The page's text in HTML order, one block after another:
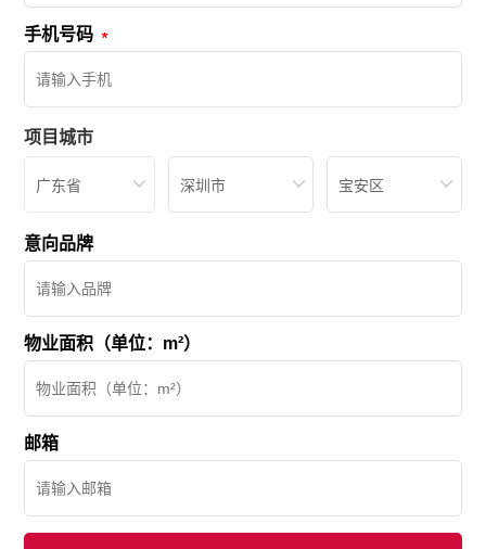
手机号码
项目城市
广东省 深圳市 宝安区
意向品牌
物业面积（单位：m²）
邮箱